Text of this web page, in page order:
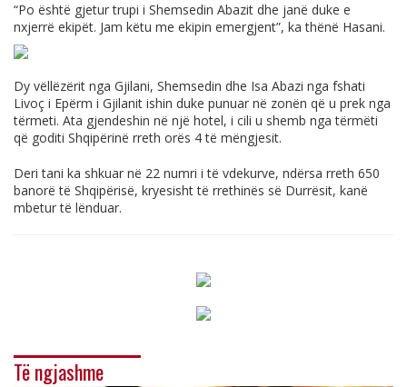
“Po është gjetur trupi i Shemsedin Abazit dhe janë duke e
nxjerrë ekipët. Jam këtu me ekipin emergjent”, ka thënë Hasani.
Dy vëllëzërit nga Gjilani, Shemsedin dhe Isa Abazi nga fshati
Livoç i Epërm i Gjilanit ishin duke punuar në zonën që u prek nga
tërmeti. Ata gjendeshin në një hotel, i cili u shemb nga tërmëti
që goditi Shqipërinë rreth orës 4 të mëngjesit.
Deri tani ka shkuar në 22 numri i të vdekurve, ndërsa rreth 650
banorë të Shqipërisë, kryesisht të rrethinës së Durrësit, kanë
mbetur të lënduar.
Të ngjashme